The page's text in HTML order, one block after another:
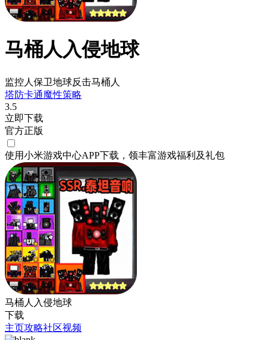
马桶人入侵地球
监控人保卫地球反击马桶人
塔防卡通魔性策略
3.5
立即下载
官方正版
使用小米游戏中心APP下载 ，领丰富游戏福利 及礼包
马桶人入侵地球
下载
主页攻略社区视频